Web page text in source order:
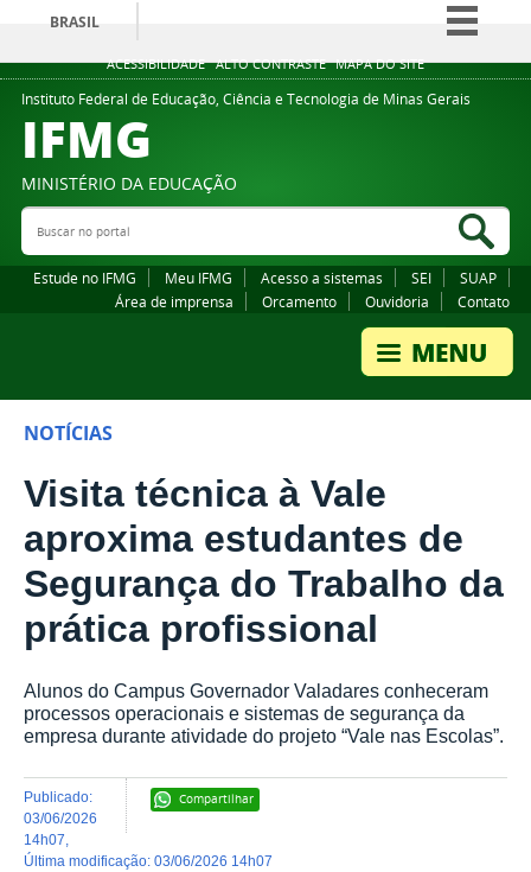
ACESSIBILIDADE ALTO CONTRASTE MAPA DO SITE
BRASIL
Simplifique!
Comunica BR
Legislação
Instituto Federal de Educação, Ciência e Tecnologia de Minas Gerais
IFMG
MINISTÉRIO DA EDUCAÇÃO
Buscar no portal
Estude no IFMG Meu IFMG Acesso a sistemas SEI
SUAP
Área de imprensa
Orcamento Ouvidoria Contato
NOTÍCIAS
Visita técnica à Vale
aproxima estudantes de
Segurança do Trabalho da
prática profissional
Alunos do Campus Governador Valadares conheceram
processos operacionais e sistemas de segurança da
empresa durante atividade do projeto “Vale nas Escolas”.
Compartilhar
publicado:
03/06/2026
14h07
última modificação: 03/06/2026 14h07